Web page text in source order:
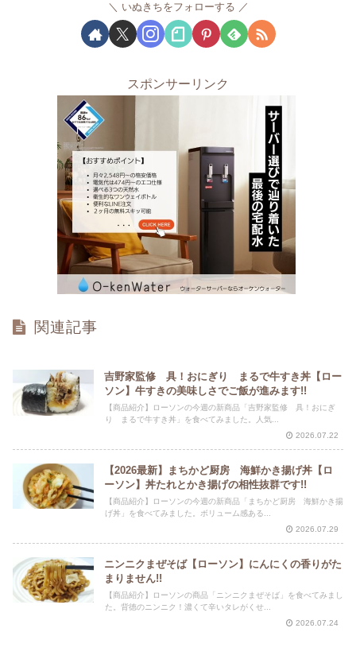
いぬきちをフォローする
スポンサーリンク
関連記事
吉野家監修 具！おにぎり まるで牛すき丼【ロー
ソン】牛すきの美味しさでご飯が進みます!!
【商品紹介】ローソンの今週の新商品「吉野家監修 具！おにぎ
り まるで牛すき丼」を食べてみました。人気...
2026.07.22
【2026最新】まちかど厨房 海鮮かき揚げ丼【ロ
ーソン】丼たれとかき揚げの相性抜群です!!
【商品紹介】ローソンの今週の新商品「まちかど厨房 海鮮かき揚
げ丼」を食べてみました。ボリューム感ある...
2026.07.29
ニンニクまぜそば【ローソン】にんにくの香りがた
まりません!!
【商品紹介】ローソンの商品「ニンニクまぜそば」を食べてみまし
た。背徳のニンニク！濃くて辛いタレがくせ...
2026.07.24